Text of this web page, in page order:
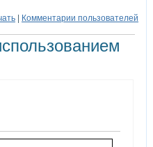
Комментарии пользователей